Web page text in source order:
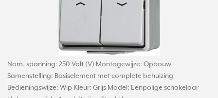
Nom. spanning: 250 Volt (V) Montagewijze: Opbouw
Samenstelling: Basiselement met complete behuizing
Bedieningswijze: Wip Kleur: Grijs Model: Eenpolige schakelaar